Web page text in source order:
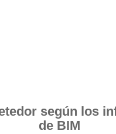
según los
de BIM